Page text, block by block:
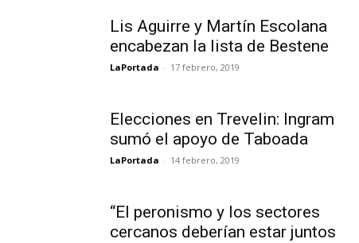
Lis Aguirre y Martín Escolana
encabezan la lista de Bestene
LaPortada - 17 febrero, 2019
Elecciones en Trevelin: Ingram
sumó el apoyo de Taboada
LaPortada - 14 febrero, 2019
“El peronismo y los sectores
cercanos deberían estar juntos